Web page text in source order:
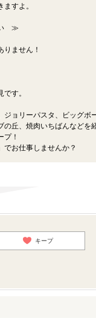
すよ。
い ≫
りません！
す。
ジョリーパスタ、ビッグボ
の丘、焼肉いちばんなどを
プ！
でお仕事しませんか？
キープ